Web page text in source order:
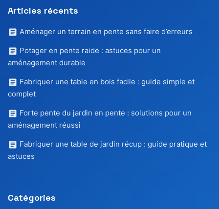
Articles récents
Aménager un terrain en pente sans faire d’erreurs
Potager en pente raide : astuces pour un
aménagement durable
Fabriquer une table en bois facile : guide simple et
complet
Forte pente du jardin en pente : solutions pour un
aménagement réussi
Fabriquer une table de jardin récup : guide pratique et
astuces
Catégories